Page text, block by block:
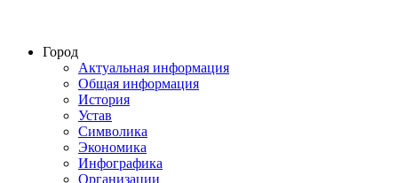
Город
Актуальная информация
Общая информация
История
Устав
Символика
Экономика
Инфографика
Организации